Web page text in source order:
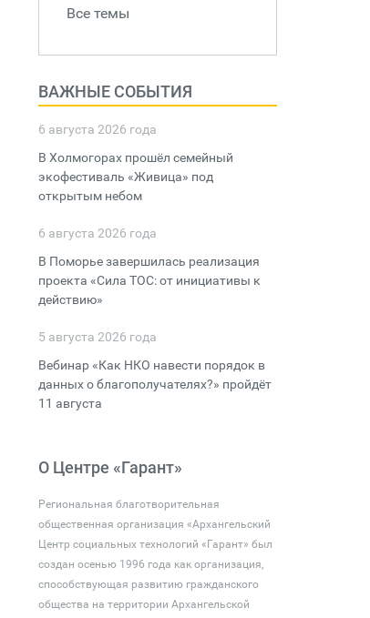
Все темы
ВАЖНЫЕ СОБЫТИЯ
6 августа 2026 года
В Холмогорах прошёл семейный
экофестиваль «Живица» под
открытым небом
6 августа 2026 года
В Поморье завершилась реализация
проекта «Сила ТОС: от инициативы к
действию»
5 августа 2026 года
Вебинар «Как НКО навести порядок в
данных о благополучателях?» пройдёт
11 августа
О Центре «Гарант»
Региональная благотворительная
общественная организация «Архангельский
Центр социальных технологий «Гарант» был
создан осенью 1996 года как организация,
способствующая развитию гражданского
общества на территории Архангельской